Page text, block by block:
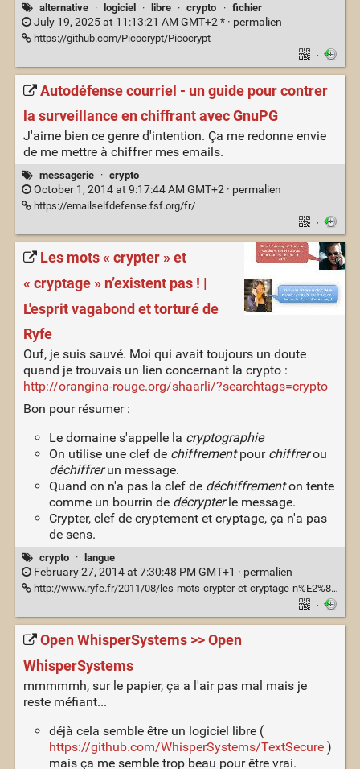
alternative · logiciel · libre · crypto · fichier
July 19, 2025 at 11:13:21 AM GMT+2 * · permalien
https://github.com/Picocrypt/Picocrypt
·
Autodéfense courriel - un guide pour contrer
la surveillance en chiffrant avec GnuPG
J'aime bien ce genre d'intention. Ça me redonne envie
de me mettre à chiffrer mes emails.
messagerie · crypto
October 1, 2014 at 9:17:44 AM GMT+2 · permalien
https://emailselfdefense.fsf.org/fr/
·
Les mots « crypter » et
« cryptage » n’existent pas ! |
L'esprit vagabond et torturé de
Ryfe
Ouf, je suis sauvé. Moi qui avait toujours un doute
quand je trouvais un lien concernant la crypto :
http://orangina-rouge.org/shaarli/?searchtags=crypto
Bon pour résumer :
Le domaine s'appelle la cryptographie
On utilise une clef de chiffrementpour chiffrerou
déchiffrerun message.
Quand on n'a pas la clef de déchiffrementon tente
comme un bourrin de décrypterle message.
Crypter, clef de cryptement et cryptage, ça n'a pas
de sens.
crypto · langue
February 27, 2014 at 7:30:48 PM GMT+1 · permalien
http://www.ryfe.fr/2011/08/les-mots-crypter-et-cryptage-n%E2%80%99existent-pas/
·
Open WhisperSystems >> Open
WhisperSystems
mmmmmh, sur le papier, ça a l'air pas mal mais je
reste méfiant...
déjà cela semble être un logiciel libre (
https://github.com/WhisperSystems/TextSecure)
mais ça me semble trop beau pour être vrai.